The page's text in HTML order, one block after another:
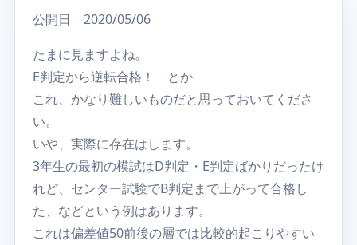
公開日 2020/05/06
たまに見ますよね。
E判定から逆転合格！ とか
これ、かなり難しいものだと思っておいてくださ
い。
いや、実際に存在はします。
3年生の最初の模試はD判定・E判定ばかりだったけ
れど、センター試験でB判定まで上がって合格し
た、などという例はあります。
これは偏差値50前後の層では比較的起こりやすい